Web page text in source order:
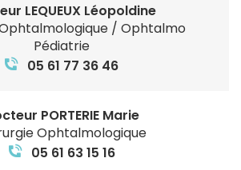
LEQUEUX Léopoldine
/ Ophtalmo
Pédiatrie
05 61 77 36 46
PORTERIE Marie
Ophtalmologique
05 61 63 15 16